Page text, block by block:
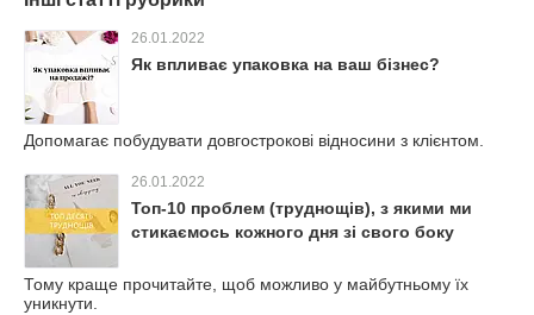
26.01.2022
Як впливає упаковка на ваш бізнес?
Допомагає побудувати довгострокові відносини з клієнтом.
26.01.2022
Топ-10 проблем (труднощів), з якими ми
стикаємось кожного дня зі свого боку
Тому краще прочитайте, щоб можливо у майбутньому їх
уникнути.